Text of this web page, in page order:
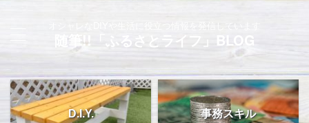
随筆!!「ふるさとライフ」BLOG
D.I.Y. 事務スキル